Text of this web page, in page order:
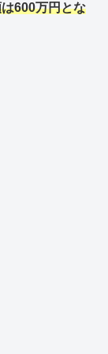
600万円とな